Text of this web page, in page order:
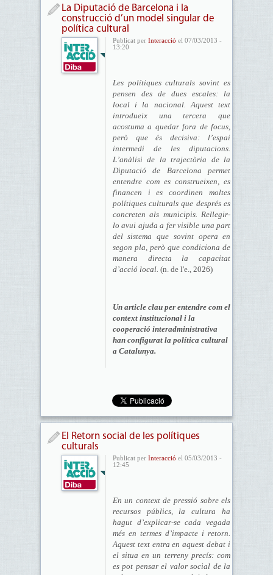
La Diputació de Barcelona i la
construcció d’un model singular de
política cultural
Publicat per Interacció el 07/03/2013 -
13:20
Les polítiques culturals sovint es
pensen des de dues escales: la
local i la nacional. Aquest text
introdueix una tercera que
acostuma a quedar fora de focus,
però que és decisiva: l’espai
intermedi de les diputacions.
L’anàlisi de la trajectòria de la
Diputació de Barcelona permet
entendre com es construeixen, es
financen i es coordinen moltes
polítiques culturals que després es
concreten als municipis. Rellegir-
lo avui ajuda a fer visible una part
del sistema que sovint opera en
segon pla, però que condiciona de
manera directa la capacitat
d’acció local. (n. de l'e., 2026)
Un article clau per entendre com el
context institucional i la
cooperació interadministrativa
han configurat la política cultural
a Catalunya.
El Retorn social de les polítiques
culturals
Publicat per Interacció el 05/03/2013 -
12:45
En un context de pressió sobre els
recursos públics, la cultura ha
hagut d’explicar-se cada vegada
més en termes d’impacte i retorn.
Aquest text entra en aquest debat i
el situa en un terreny precís: com
es pot pensar el valor social de la